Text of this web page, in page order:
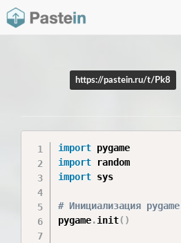
https://pastein.ru/t/Pk8
import
import
import sys
# Инициализация pygame
pygame.init( )